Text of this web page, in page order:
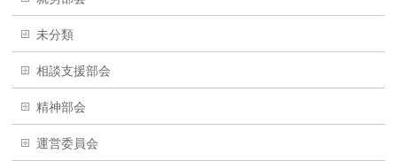
未分類
相談支援部会
精神部会
運営委員会